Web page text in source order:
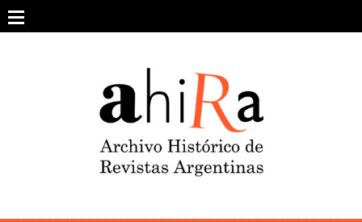
content
ARCHIVO DE REVISTAS
ESTUDIOS CRÍTICOS